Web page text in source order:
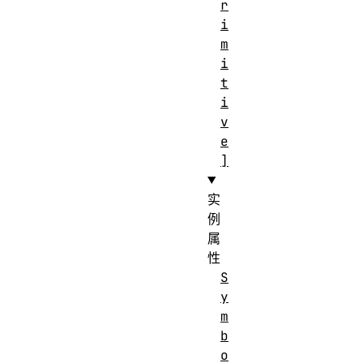
r
i
m
i
t
i
v
e
]
实
例
属
性
S
y
m
b
o